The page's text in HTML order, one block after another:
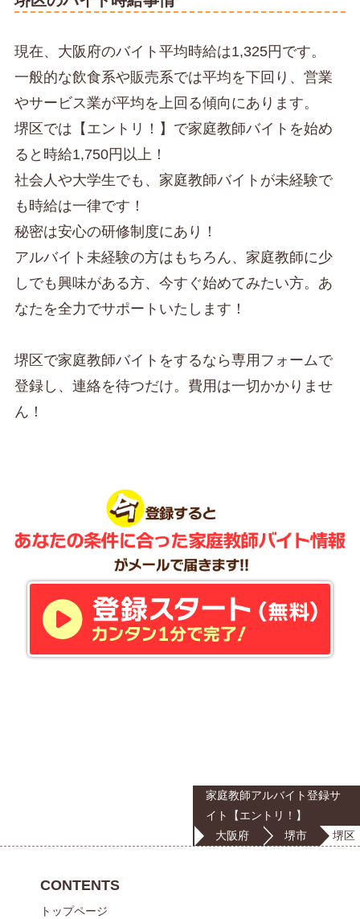
現在、大阪府のバイト平均時給は1,325円です。
一般的な飲食系や販売系では平均を下回り、営業
やサービス業が平均を上回る傾向にあります。
堺区では【エントリ！】で家庭教師バイトを始め
ると時給1,750円以上！
社会人や大学生でも、家庭教師バイトが未経験で
も時給は一律です！
秘密は安心の研修制度にあり！
アルバイト未経験の方はもちろん、家庭教師に少
しでも興味がある方、今すぐ始めてみたい方。あ
なたを全力でサポートいたします！
堺区で家庭教師バイトをするなら専用フォームで
登録し、連絡を待つだけ。費用は一切かかりませ
ん！
家庭教師アルバイト登録サ
イト【エントリ！】
大阪府
堺市 堺区
CONTENTS
トップページ